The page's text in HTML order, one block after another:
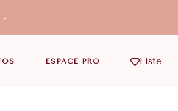
ESPACE PRO Liste